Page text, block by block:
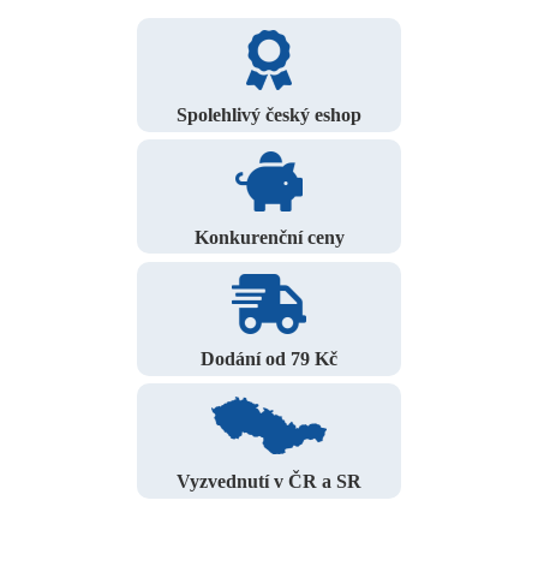
Spolehlivý český eshop
Konkurenční ceny
Dodání od 79 Kč
Vyzvednutí v ČR a SR